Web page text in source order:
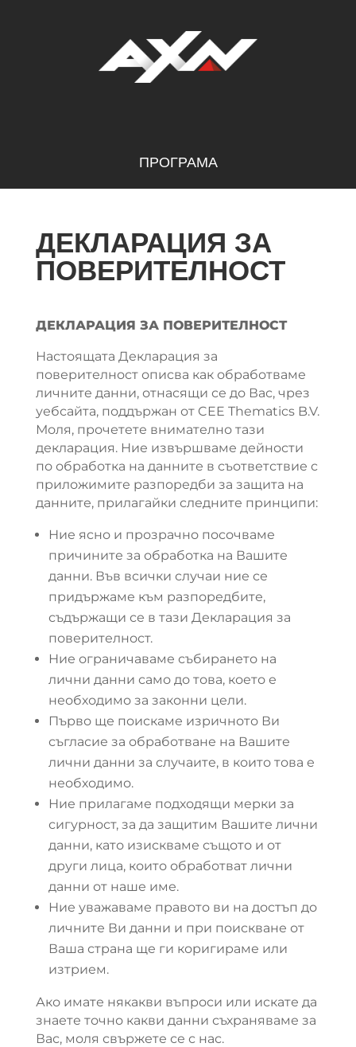
ПРОГРАМА
ДЕКЛАРАЦИЯ ЗА
ПОВЕРИТЕЛНОСТ
ДЕКЛАРАЦИЯ ЗА ПОВЕРИТЕЛНОСТ
Настоящата Декларация за
поверителност описва как обработваме
личните данни, отнасящи се до Вас, чрез
уебсайта, поддържан от CEE Thematics B.V.
Моля, прочетете внимателно тази
декларация. Ние извършваме дейности
по обработка на данните в съответствие с
приложимите разпоредби за защита на
данните, прилагайки следните принципи:
Ние ясно и прозрачно посочваме
причините за обработка на Вашите
данни. Във всички случаи ние се
придържаме към разпоредбите,
съдържащи се в тази Декларация за
поверителност.
Ние ограничаваме събирането на
лични данни само до това, което е
необходимо за законни цели.
Първо ще поискаме изричното Ви
съгласие за обработване на Вашите
лични данни за случаите, в които това е
необходимо.
Ние прилагаме подходящи мерки за
сигурност, за да защитим Вашите лични
данни, като изискваме същото и от
други лица, които обработват лични
данни от наше име.
Ние уважаваме правото ви на достъп до
личните Ви данни и при поискване от
Ваша страна ще ги коригираме или
изтрием.
Ако имате някакви въпроси или искате да
знаете точно какви данни съхраняваме за
Вас, моля свържете се с нас.